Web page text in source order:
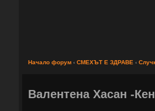
Начало форум ‹ СМЕХЪТ Е ЗДРАВЕ ‹
Валентена Хасан -